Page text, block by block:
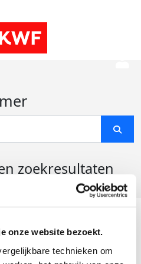
onze website bezoekt.
technieken om
zoekresultaten